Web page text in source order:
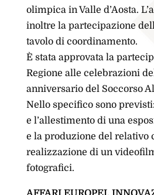
olimpica in Valle d’Aosta.
inoltre la partecipazione
tavolo di coordinamento.
È stata approvata la
Regione alle celebrazioni
anniversario del Soccorso
Nello specifico sono
e l’allestimento di una
e la produzione del relativo
realizzazione di un
fotografici.